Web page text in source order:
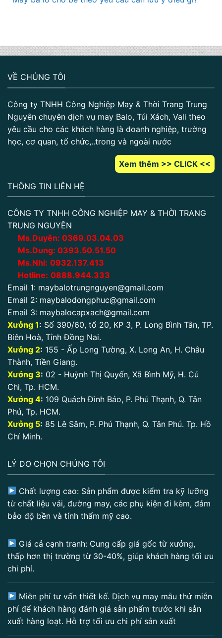
VỀ CHÚNG TÔI
Công ty TNHH Công Nghiệp May & Thời Trang Trung
Nguyên chuyên dịch vụ may Balo, Túi Xách, Vali theo
yêu cầu cho các khách hàng là doanh nghiệp, trường
học, cơ quan, tổ chức,..trong và ngoài nước
Xem thêm >> CLICK <<
THÔNG TIN LIÊN HỆ
CÔNG TY TNHH CÔNG NGHIỆP MAY & THỜI TRANG
TRUNG NGUYÊN
Ms.Duyên: 0369.03.04.03
Ms.Dung: 0393.50.51.50
Ms.Nhi: 0932.137.413
Hotline: 0888.944.333
Email 1: maybalotrungnguyen@gmail.com
Email 2: maybalodongphuc@gmail.com
Email 3: maybalocapxach@gmail.com
Xưởng 1: Số 390/60, tổ 20, KP 3, P. Long Bình Tân, TP.
Biên Hoà, Tỉnh Đồng Nai.
Xưởng 2: 155 - Ấp Long Tường, X. Long An, H. Châu
Thành, Tiền Giang.
Xưởng 3: 02 - Huỳnh Thị Quyến, Xã Bình Mỹ, H. Củ
Chi, Tp. HCM.
Xưởng 4: 109 Quách Đình Bảo, P. Phú Thạnh, Q. Tân
Phú, Tp. HCM.
Xưởng 5: 85 Lê Sâm, P. Phú Thạnh, Q. Tân Phú. Tp. Hồ
Chí Minh.
LÝ DO CHỌN CHÚNG TÔI
Chất lượng cao: Sản phẩm được kiểm tra kỹ lưỡng
từ chất liệu vải, đường may, các phụ kiện đi kèm, đảm
bảo độ bền và tính thẩm mỹ cao.
Giá cả cạnh tranh: Cung cấp giá gốc từ xưởng,
thấp hơn thị trường từ 30-40%, giúp khách hàng tối ưu
chi phí.
Miễn phí tư vấn thiết kế. Dịch vụ may mẫu thử miễn
phí để khách hàng đánh giá sản phẩm trước khi sản
xuất hàng loạt. Hỗ trợ tối ưu chi phí sản xuất